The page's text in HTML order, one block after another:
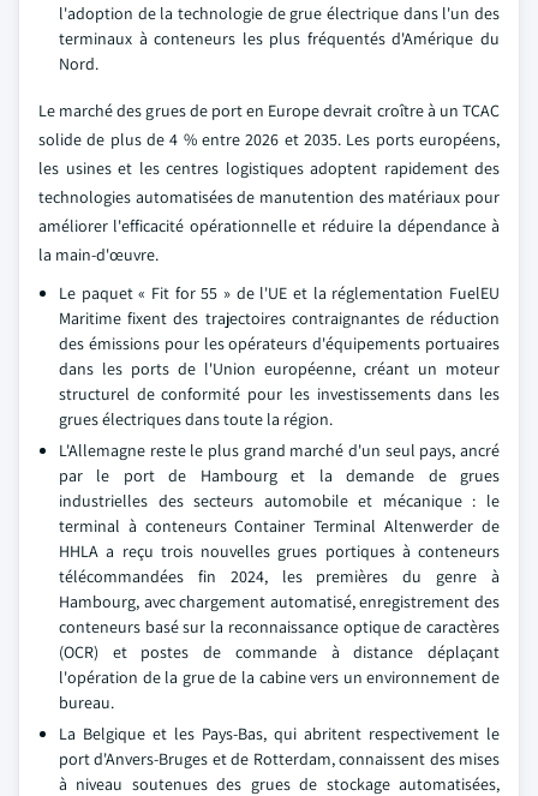
l'adoption de la technologie de grue électrique dans l'un des
terminaux à conteneurs les plus fréquentés d'Amérique du
Nord.
Le marché des grues de port en Europe devrait croître à un TCAC
solide de plus de 4 % entre 2026 et 2035. Les ports européens,
les usines et les centres logistiques adoptent rapidement des
technologies automatisées de manutention des matériaux pour
améliorer l'efficacité opérationnelle et réduire la dépendance à
la main-d'œuvre.
Le paquet « Fit for 55 » de l'UE et la réglementation FuelEU
Maritime fixent des trajectoires contraignantes de réduction
des émissions pour les opérateurs d'équipements portuaires
dans les ports de l'Union européenne, créant un moteur
structurel de conformité pour les investissements dans les
grues électriques dans toute la région.
L'Allemagne reste le plus grand marché d'un seul pays, ancré
par le port de Hambourg et la demande de grues
industrielles des secteurs automobile et mécanique : le
terminal à conteneurs Container Terminal Altenwerder de
HHLA a reçu trois nouvelles grues portiques à conteneurs
télécommandées fin 2024, les premières du genre à
Hambourg, avec chargement automatisé, enregistrement des
conteneurs basé sur la reconnaissance optique de caractères
(OCR) et postes de commande à distance déplaçant
l'opération de la grue de la cabine vers un environnement de
bureau.
La Belgique et les Pays-Bas, qui abritent respectivement le
port d'Anvers-Bruges et de Rotterdam, connaissent des mises
à niveau soutenues des grues de stockage automatisées,